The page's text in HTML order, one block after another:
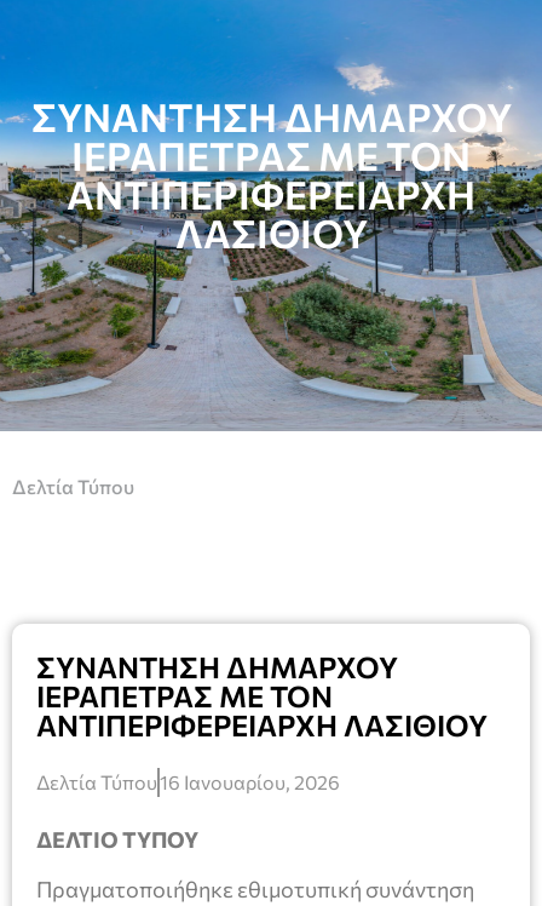
ΣΥΝΑΝΤΗΣΗ ΔΗΜΑΡΧΟΥ
ΙΕΡΑΠΕΤΡΑΣ ΜΕ ΤΟΝ
ΑΝΤΙΠΕΡΙΦΕΡΕΙΑΡΧΗ
ΛΑΣΙΘΙΟΥ
Δελτία Τύπου
ΣΥΝΑΝΤΗΣΗ ΔΗΜΑΡΧΟΥ
ΙΕΡΑΠΕΤΡΑΣ ΜΕ ΤΟΝ
ΑΝΤΙΠΕΡΙΦΕΡΕΙΑΡΧΗ ΛΑΣΙΘΙΟΥ
Δελτία Τύπου16 Ιανουαρίου, 2026
ΔΕΛΤΙΟ ΤΥΠΟΥ
Πραγματοποιήθηκε εθιμοτυπική συνάντηση